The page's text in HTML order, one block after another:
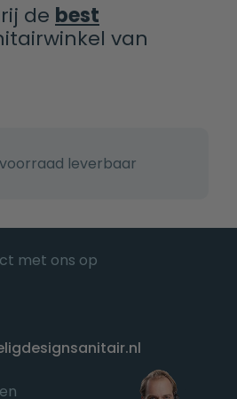
de best
van
leverbaar
met ons op